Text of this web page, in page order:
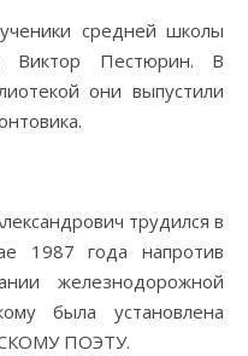
средней школы
Виктор Пестюрин. В
они выпустили
трудился в
1987 года напротив
железнодорожной
была установлена
ПОЭТУ.